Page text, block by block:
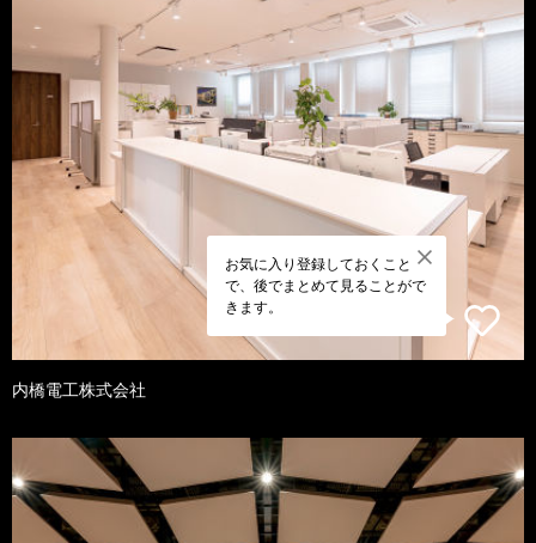
お気に入り登録しておくこと
で、後でまとめて見ることがで
きます。
内橋電工株式会社